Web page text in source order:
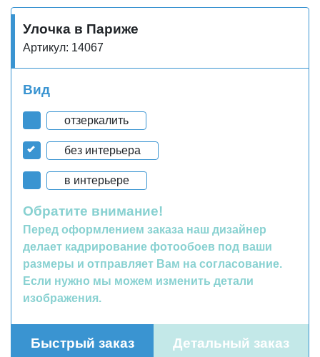
Улочка в Париже
Артикул: 14067
Вид
отзеркалить
без интерьера
в интерьере
Обратите внимание!
Перед оформлением заказа наш дизайнер
делает кадрирование фотообоев под ваши
размеры и отправляет Вам на согласование.
Если нужно мы можем изменить детали
изображения.
Быстрый заказ Детальный заказ